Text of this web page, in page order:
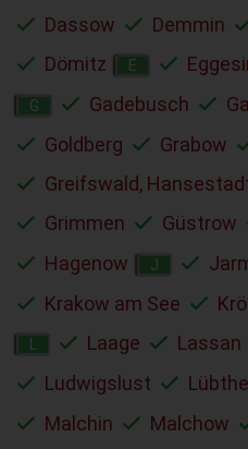
Dassow
Demmin
Dömitz
E
G Gadebusch
Goldberg
Grabow
Greifswald,
Grimmen
Güstrow
Hagenow J
Krakow am See
Laage Lassan
Ludwigslust
Malchin Malchow